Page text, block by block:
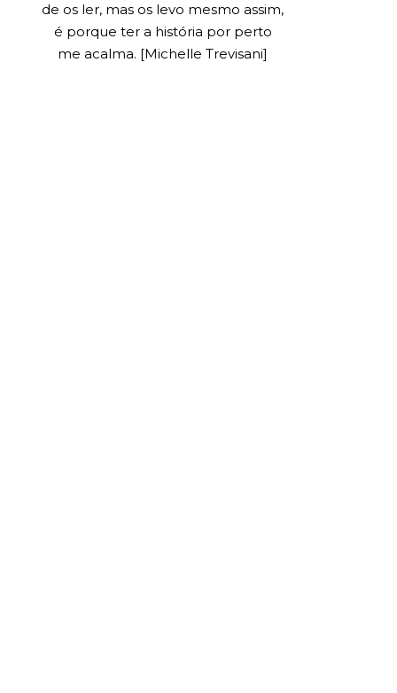
de os ler, mas os levo mesmo assim,
é porque ter a história por perto
me acalma. [Michelle Trevisani]